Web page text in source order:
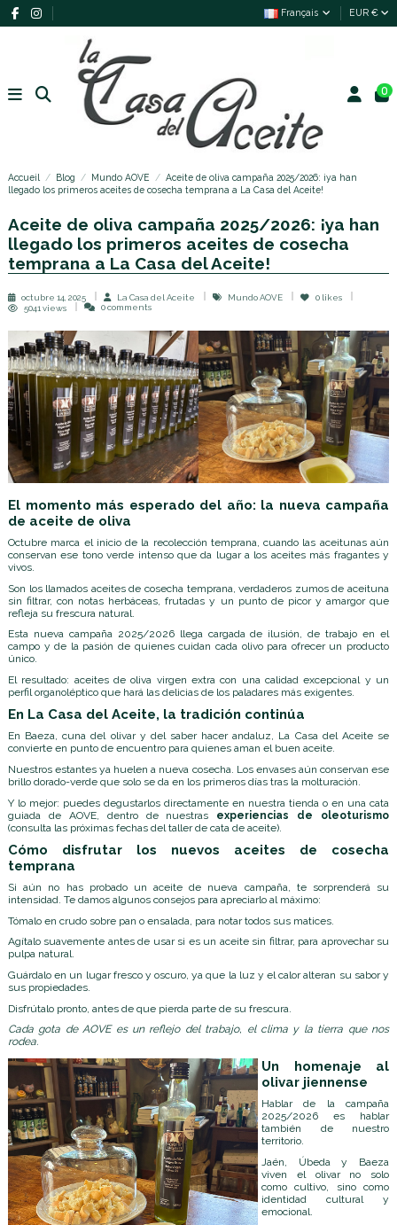
Français EUR €
0
Accueil Blog Mundo AOVE
Aceite de oliva campaña 2025/2026: ¡ya han
llegado los primeros aceites de cosecha temprana a La Casa del Aceite!
Aceite de oliva campaña 2025/2026: ¡ya han
llegado los primeros aceites de cosecha
temprana a La Casa del Aceite!
octubre 14, 2025 La Casa del Aceite Mundo AOVE 0 likes
5041 views
0 comments
El momento más esperado del año: la nueva campaña
de aceite de oliva
Octubre marca el inicio de la recolección temprana, cuando las aceitunas aún
conservan ese tono verde intenso que da lugar a los aceites más fragantes y
vivos.
Son los llamados aceites de cosecha temprana, verdaderos zumos de aceituna
sin filtrar, con notas herbáceas, frutadas y un punto de picor y amargor que
refleja su frescura natural.
Esta nueva campaña 2025/2026 llega cargada de ilusión, de trabajo en el
campo y de la pasión de quienes cuidan cada olivo para ofrecer un producto
único.
El resultado: aceites de oliva virgen extra con una calidad excepcional y un
perfil organoléptico que hará las delicias de los paladares más exigentes.
En La Casa del Aceite, la tradición continúa
En Baeza, cuna del olivar y del saber hacer andaluz, La Casa del Aceite se
convierte en punto de encuentro para quienes aman el buen aceite.
Nuestros estantes ya huelen a nueva cosecha. Los envases aún conservan ese
brillo dorado-verde que solo se da en los primeros días tras la molturación.
Y lo mejor: puedes degustarlos directamente en nuestra tienda o en una cata
guiada de AOVE, dentro de nuestras experiencias de oleoturismo
(consulta las próximas fechas del taller de cata de aceite).
Cómo disfrutar los nuevos aceites de cosecha
temprana
Si aún no has probado un aceite de nueva campaña, te sorprenderá su
intensidad. Te damos algunos consejos para apreciarlo al máximo:
Tómalo en crudo sobre pan o ensalada, para notar todos sus matices.
Agítalo suavemente antes de usar si es un aceite sin filtrar, para aprovechar su
pulpa natural.
Guárdalo en un lugar fresco y oscuro, ya que la luz y el calor alteran su sabor y
sus propiedades.
Disfrútalo pronto, antes de que pierda parte de su frescura.
Cada gota de AOVE es un reflejo del trabajo, el clima y la tierra que nos
rodea.
Un homenaje al
olivar jiennense
Hablar de la campaña
2025/2026 es hablar
también de nuestro
territorio.
Jaén, Úbeda y Baeza
viven el olivar no solo
como cultivo, sino como
identidad cultural y
emocional.